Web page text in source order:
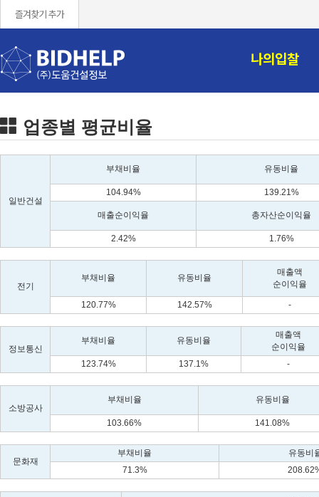
즐겨찾기 추가
나의입찰
업종별 평균비율
일반건설
부채비율 유동비율
104.94% 139.21%
매출순이익율 총자산순이익율
2.42% 1.76%
전기
부채비율 유동비율
매출액
순이익율
120.77% 142.57% -
정보통신
부채비율 유동비율
매출액
순이익율
123.74%
137.1% -
소방공사
부채비율 유동비율
103.66% 141.08%
문화재
부채비율
유동비
71.3%